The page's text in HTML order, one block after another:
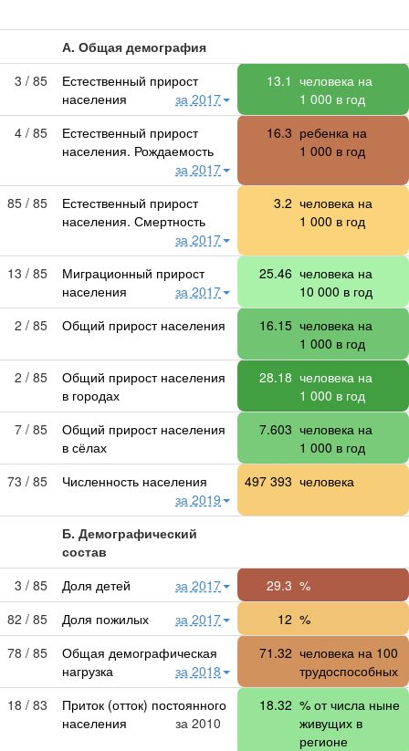
А. Общая демография
3 / 85
Естественный прирост
населения
за 2017
13.1 человека на
1 000 в год
4 / 85
Естественный прирост
населения. Рождаемость
за 2017
16.3 ребенка на
1 000 в год
85 / 85
Естественный прирост
населения. Смертность
за 2017
3.2 человека на
1 000 в год
13 / 85
Миграционный прирост
населения
за 2017
25.46 человека на
10 000 в год
2 / 85
Общий прирост населения 16.15 человека на
1 000 в год
2 / 85
Общий прирост населения
в городах
28.18 человека на
1 000 в год
7 / 85
Общий прирост населения
в сёлах
7.603 человека на
1 000 в год
73 / 85
Численность населения
за 2019
497 393 человека
Б. Демографический
состав
3 / 85
Доля детей за 2017 29.3 %
82 / 85
Доля пожилых за 2017 12 %
78 / 85
Общая демографическая
нагрузка
за 2018
71.32 человека на 100
трудоспособных
18 / 83
Приток (отток) постоянного
населения
за 2010
18.32 % от числа ныне
живущих в
регионе